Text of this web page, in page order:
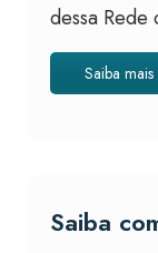
dessa
Saiba mais
Saiba